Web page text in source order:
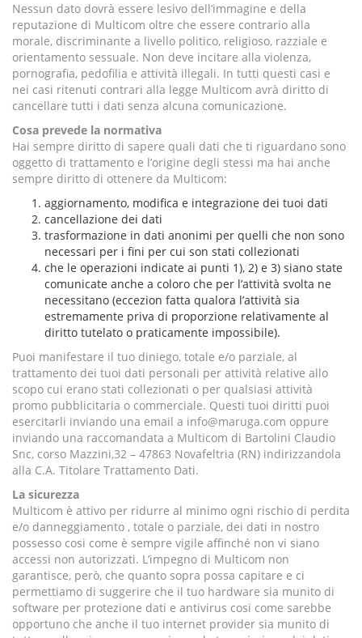
Nessun dato dovrà essere lesivo dell’immagine e della
reputazione di Multicom oltre che essere contrario alla
morale, discriminante a livello politico, religioso, razziale e
orientamento sessuale. Non deve incitare alla violenza,
pornografia, pedofilia e attività illegali. In tutti questi casi e
nei casi ritenuti contrari alla legge Multicom avrà diritto di
cancellare tutti i dati senza alcuna comunicazione.
Cosa prevede la normativa
Hai sempre diritto di sapere quali dati che ti riguardano sono
oggetto di trattamento e l’origine degli stessi ma hai anche
sempre diritto di ottenere da Multicom:
aggiornamento, modifica e integrazione dei tuoi dati
cancellazione dei dati
trasformazione in dati anonimi per quelli che non sono
necessari per i fini per cui son stati collezionati
che le operazioni indicate ai punti 1), 2) e 3) siano state
comunicate anche a coloro che per l’attività svolta ne
necessitano (eccezion fatta qualora l’attività sia
estremamente priva di proporzione relativamente al
diritto tutelato o praticamente impossibile).
Puoi manifestare il tuo diniego, totale e/o parziale, al
trattamento dei tuoi dati personali per attività relative allo
scopo cui erano stati collezionati o per qualsiasi attività
promo pubblicitaria o commerciale. Questi tuoi diritti puoi
esercitarli inviando una email a info@maruga.com oppure
inviando una raccomandata a Multicom di Bartolini Claudio
Snc, corso Mazzini,32 – 47863 Novafeltria (RN) indirizzandola
alla C.A. Titolare Trattamento Dati.
La sicurezza
Multicom è attivo per ridurre al minimo ogni rischio di perdita
e/o danneggiamento , totale o parziale, dei dati in nostro
possesso cosi come è sempre vigile affinché non vi siano
accessi non autorizzati. L’impegno di Multicom non
garantisce, però, che quanto sopra possa capitare e ci
permettiamo di suggerire che il tuo hardware sia munito di
software per protezione dati e antivirus cosi come sarebbe
opportuno che anche il tuo internet provider sia munito di